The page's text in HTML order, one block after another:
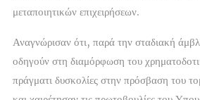
μεταποιητικών επιχειρήσεων.
Αναγνώρισαν ότι, παρά την σταδιακή
οδηγούν στη διαμόρφωση του
πράγματι δυσκολίες στην πρόσβαση του